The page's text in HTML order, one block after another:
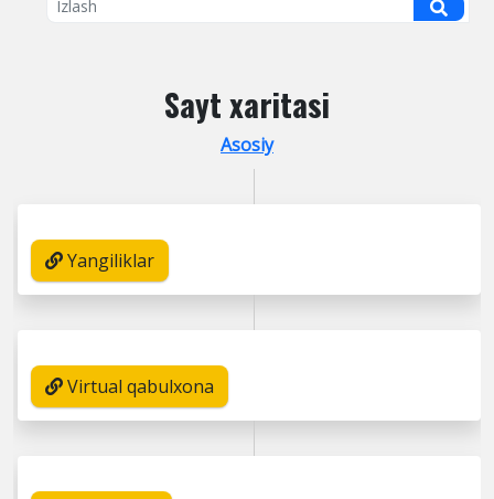
Sayt xaritasi
Asosiy
Yangiliklar
Virtual qabulxona